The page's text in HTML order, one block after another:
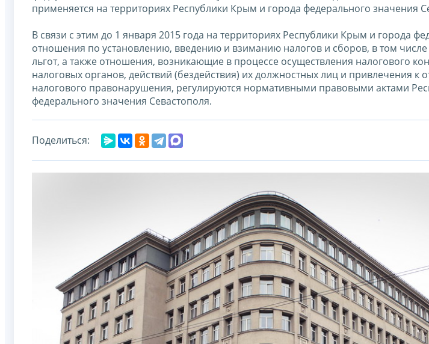
применяется на территориях Республики Крым и города федерального значения
В связи с этим до 1 января 2015 года на территориях Республики Крым и города
отношения по установлению, введению и взиманию налогов и сборов, в том
льгот, а также отношения, возникающие в процессе осуществления налогового
налоговых органов, действий (бездействия) их должностных лиц и привлечения к
налогового правонарушения, регулируются нормативными правовыми актами
федерального значения Севастополя.
Поделиться: